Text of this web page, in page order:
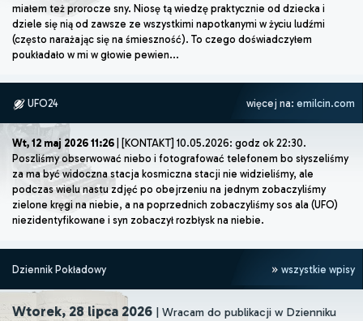
miałem też prorocze sny. Niosę tą wiedzę praktycznie od dziecka i
dziele się nią od zawsze ze wszystkimi napotkanymi w życiu ludźmi
(często narażając się na śmieszność). To czego doświadczyłem
poukładało w mi w głowie pewien...
UFO24 więcej na: emilcin.com
Wt, 12 maj 2026 11:26 | [KONTAKT] 10.05.2026: godz ok 22:30.
Poszliśmy obserwować niebo i fotografować telefonem bo słyszeliśmy
za ma być widoczna stacja kosmiczna stacji nie widzieliśmy, ale
podczas wielu nastu zdjęć po obejrzeniu na jednym zobaczyliśmy
zielone kręgi na niebie, a na poprzednich zobaczyliśmy sos ala (UFO)
niezidentyfikowane i syn zobaczył rozbłysk na niebie.
Dziennik Pokładowy wszystkie wpisy
Wtorek, 28 lipca 2026 | Wracam do publikacji w Dzienniku